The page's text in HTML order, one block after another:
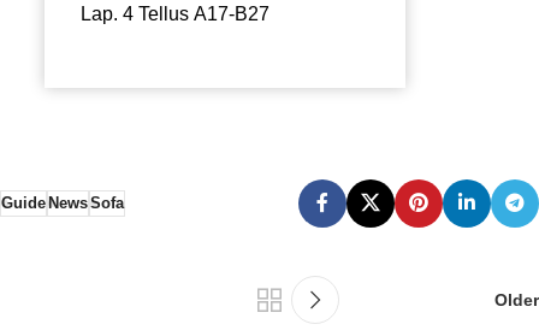
Lap. 4 Tellus A17-B27
GuideNewsSofa
Older